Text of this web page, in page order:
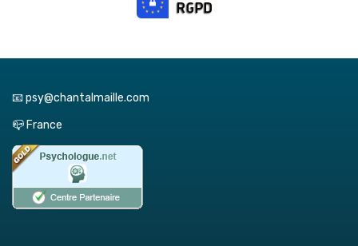
📧 psy@chantalmaille.com
📪 France